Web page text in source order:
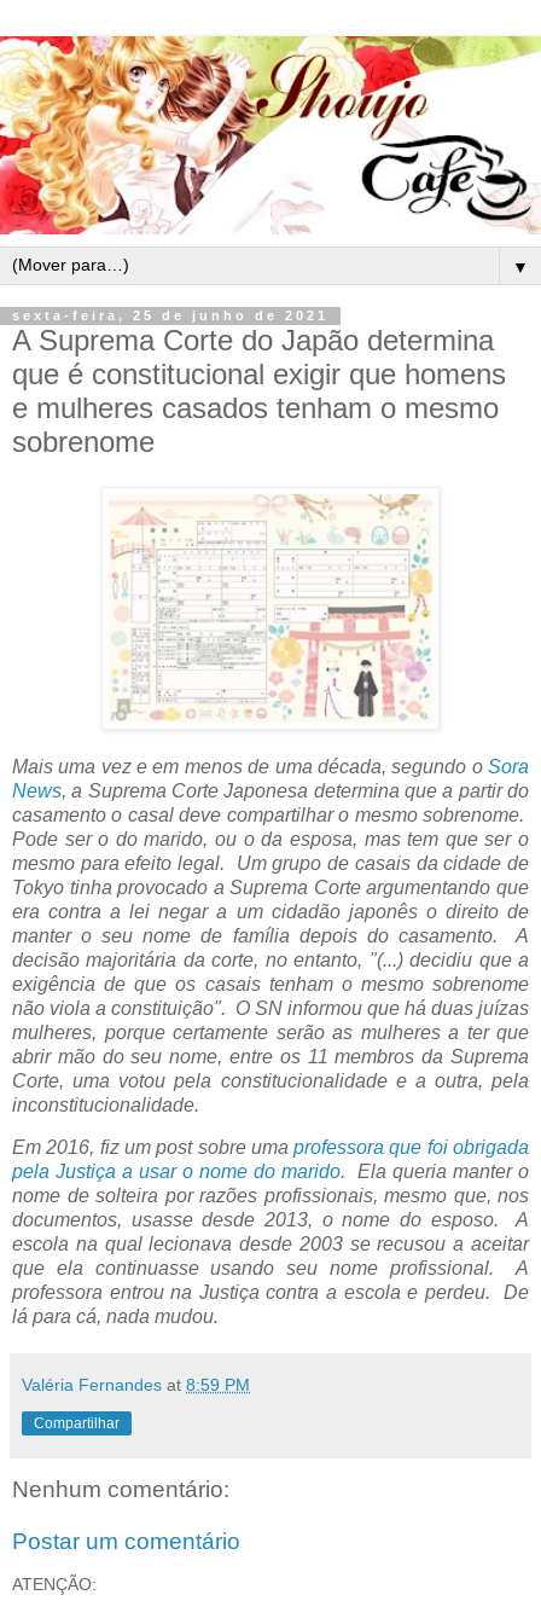
▼
sexta-feira, 25 de junho de 2021
A Suprema Corte do Japão determina
que é constitucional exigir que homens
e mulheres casados tenham o mesmo
sobrenome
Mais uma vez e em menos de uma década, segundo o Sora
News, a Suprema Corte Japonesa determina que a partir do
casamento o casal deve compartilhar o mesmo sobrenome.
Pode ser o do marido, ou o da esposa, mas tem que ser o
mesmo para efeito legal. Um grupo de casais da cidade de
Tokyo tinha provocado a Suprema Corte argumentando que
era contra a lei negar a um cidadão japonês o direito de
manter o seu nome de família depois do casamento. A
decisão majoritária da corte, no entanto, "(...)decidiu que a
exigência de que os casais tenham o mesmo sobrenome
não viola a constituição". O SN informou que há duas juízas
mulheres, porque certamente serão as mulheres a ter que
abrir mão do seu nome, entre os 11 membros da Suprema
Corte, uma votou pela constitucionalidade e a outra, pela
inconstitucionalidade.
Em 2016, fiz um post sobre umaprofessora que foi obrigada
pela Justiça a usar o nome do marido. Ela queria manter o
nome de solteira por razões profissionais, mesmo que, nos
documentos, usasse desde 2013, o nome do esposo. A
escola na qual lecionava desde 2003 se recusou a aceitar
que ela continuasse usando seu nome profissional. A
professora entrou na Justiça contra a escola e perdeu. De
lá para cá, nada mudou.
Valéria Fernandes at 8:59 PM
Compartilhar
Nenhum comentário:
Postar um comentário
ATENÇÃO: